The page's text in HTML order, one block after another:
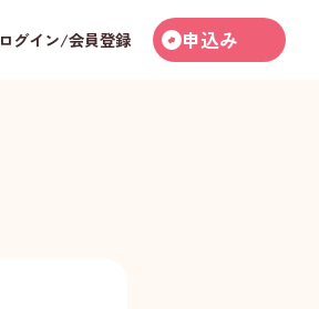
ログイン/会員登録 申込み